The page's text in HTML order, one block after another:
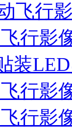
飞行
行影
装
行影
行影